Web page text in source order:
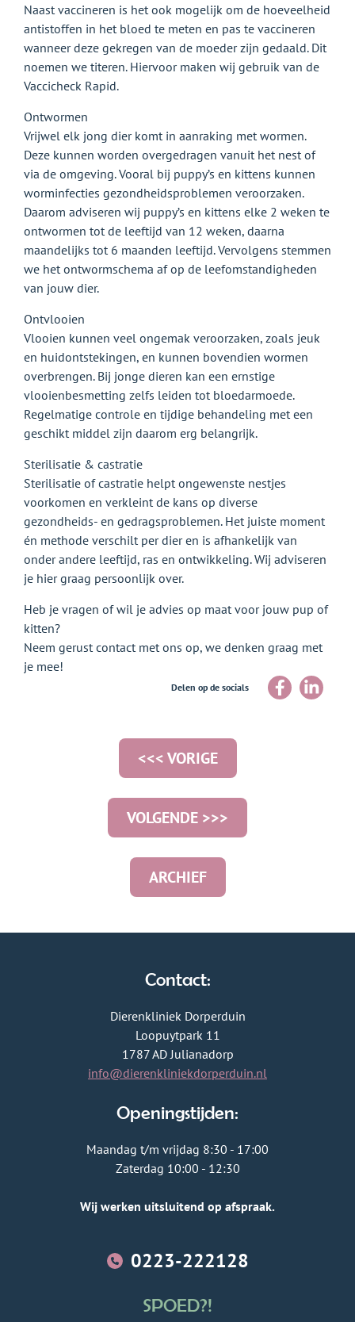
Naast vaccineren is het ook mogelijk om de hoeveelheid
antistoffen in het bloed te meten en pas te vaccineren
wanneer deze gekregen van de moeder zijn gedaald. Dit
noemen we titeren. Hiervoor maken wij gebruik van de
Vaccicheck Rapid.
Ontwormen
Vrijwel elk jong dier komt in aanraking met wormen.
Deze kunnen worden overgedragen vanuit het nest of
via de omgeving. Vooral bij puppy’s en kittens kunnen
worminfecties gezondheidsproblemen veroorzaken.
Daarom adviseren wij puppy’s en kittens elke 2 weken te
ontwormen tot de leeftijd van 12 weken, daarna
maandelijks tot 6 maanden leeftijd. Vervolgens stemmen
we het ontwormschema af op de leefomstandigheden
van jouw dier.
Ontvlooien
Vlooien kunnen veel ongemak veroorzaken, zoals jeuk
en huidontstekingen, en kunnen bovendien wormen
overbrengen. Bij jonge dieren kan een ernstige
vlooienbesmetting zelfs leiden tot bloedarmoede.
Regelmatige controle en tijdige behandeling met een
geschikt middel zijn daarom erg belangrijk.
Sterilisatie & castratie
Sterilisatie of castratie helpt ongewenste nestjes
voorkomen en verkleint de kans op diverse
gezondheids- en gedragsproblemen. Het juiste moment
én methode verschilt per dier en is afhankelijk van
onder andere leeftijd, ras en ontwikkeling. Wij adviseren
je hier graag persoonlijk over.
Heb je vragen of wil je advies op maat voor jouw pup of
kitten?
Neem gerust contact met ons op, we denken graag met
je mee!
Delen op de socials
<<< VORIGE
ARCHIEF
VOLGENDE >>>
Contact:
Dierenkliniek Dorperduin
Loopuytpark 11
1787 AD Julianadorp
info@dierenkliniekdorperduin.nl
Openingstijden:
Maandag t/m vrijdag 8:30 - 17:00
Zaterdag 10:00 - 12:30
Wij werken uitsluitend op afspraak.
0223-222128
SPOED?!